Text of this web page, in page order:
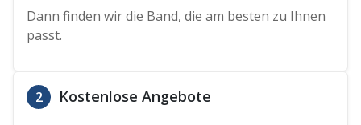
Dann finden wir die Band, die am besten zu Ihnen
passt.
2 Kostenlose Angebote